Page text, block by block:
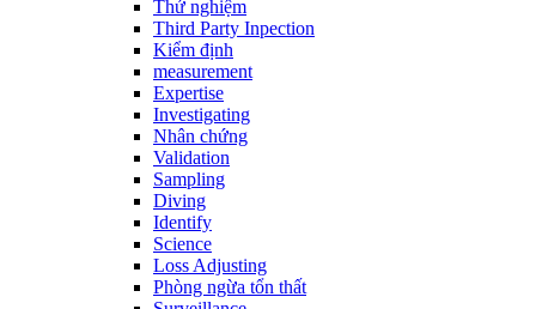
Thử nghiệm
Third Party Inpection
Kiểm định
measurement
Expertise
Investigating
Nhân chứng
Validation
Sampling
Diving
Identify
Science
Loss Adjusting
Phòng ngừa tổn thất